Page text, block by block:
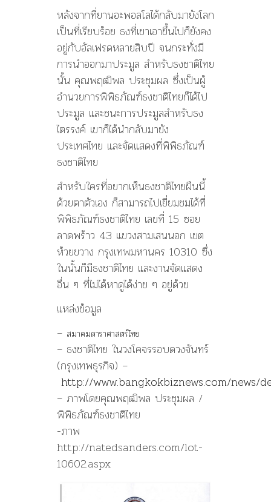
หลังจากที่ยานอะพอลโลได้กลับมายังโลก
เป็นที่เรียบร้อย ธงที่เขาเอาขึ้นไปก็ยังคง
อยู่กับอัลเฟรดหลายสิบปี จนกระทั่งมี
การนำออกมาประมูล สำหรับธงชาติไทย
นั้น คุณพฤฒิพล ประชุมผล ซึ่งเป็นผู้
อำนวยการพิพิธภัณฑ์ธงชาติไทยก็ได้ไป
ประมูล และชนะการประมูลสำหรับธง
ไตรรงค์ เขาก็ได้นำกลับมายัง
ประเทศไทย และจัดแสดงที่พิพิธภัณฑ์
ธงชาติไทย
สำหรับใครที่อยากเห็นธงชาติไทยผืนนี้
ด้วยตาตัวเอง ก็สามารถไปเยี่ยมชมได้ที่
พิพิธภัณฑ์ธงชาติไทย เลขที่ 15 ซอย
ลาดพร้าว 43 แขวงสามเสนนอก เขต
ห้วยขวาง กรุงเทพมหานคร 10310 ซึ่ง
ในนั้นก็มีธงชาติไทย และงานจัดแสดง
อื่น ๆ ที่ไม่ได้หาดูได้ง่าย ๆ อยู่ด้วย
แหล่งข้อมูล
– สมาคมดาราศาสตร์ไทย
– ธงชาติไทย ในวงโคจรรอบดวงจันทร์
(กรุงเทพธุรกิจ) –
http://www.bangkokbiznews.com/news/
– ภาพโดยคุณพฤฒิพล ประชุมผล /
พิพิธภัณฑ์ธงชาติไทย
-ภาพ
http://natedsanders.com/lot-
10602.aspx